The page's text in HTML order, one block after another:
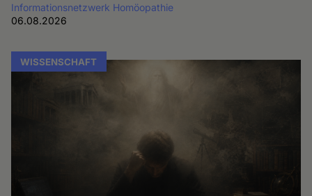
Informationsnetzwerk Homöopathie
06.08.2026
WISSENSCHAFT